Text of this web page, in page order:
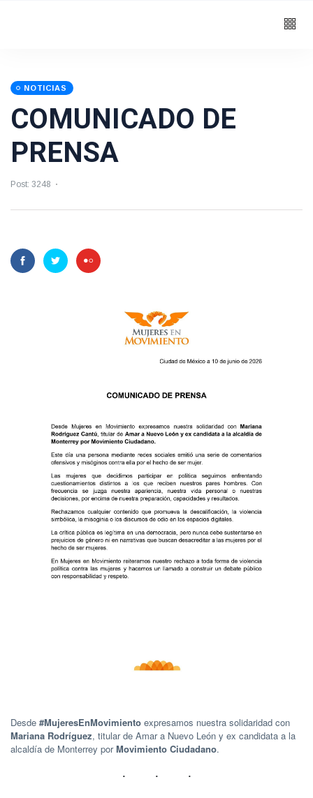
NOTICIAS
COMUNICADO DE
PRENSA
Post: 3248
Desde #MujeresEnMovimiento expresamos nuestra solidaridad con
Mariana Rodríguez, titular de Amar a Nuevo León y ex candidata a la
alcaldía de Monterrey porMovimiento Ciudadano.